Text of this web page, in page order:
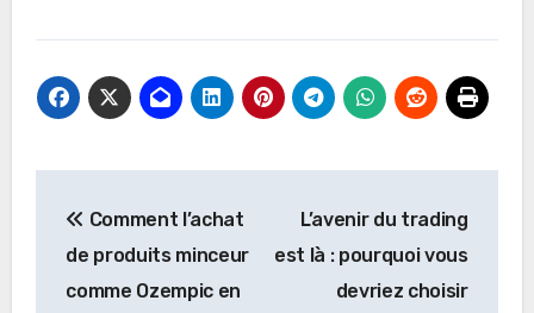
navigation
Comment l’achat
de produits minceur
comme Ozempic en
L’avenir du trading
est là : pourquoi vous
devriez choisir